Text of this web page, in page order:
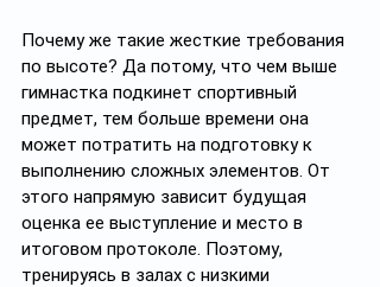
Почему же такие жесткие требования
по высоте? Да потому, что чем выше
гимнастка подкинет спортивный
предмет, тем больше времени она
может потратить на подготовку к
выполнению сложных элементов. От
этого напрямую зависит будущая
оценка ее выступление и место в
итоговом протоколе. Поэтому,
тренируясь в залах с низкими